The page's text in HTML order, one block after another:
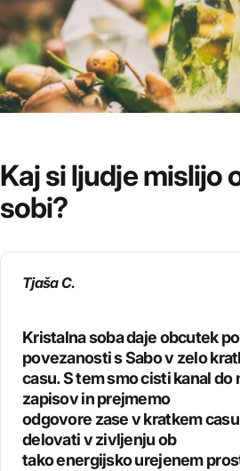
Zaboljši
Zazavestno
Kajsiljudjemislijo
sobi?
Tjaša C.
Kristalna soba daje obcutek
povezanosti s Sabo v zelo
casu. S tem smo cisti kanal do
zapisov in prejmemo
odgovore zase v kratkem
delovati v zivljenju ob
tako energijsko urejenem